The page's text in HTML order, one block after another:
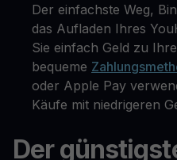
Der einfachste Weg,
das Aufladen Ihres
Sie einfach Geld zu
bequeme
oder Apple Pay
Käufe mit niedrigeren
Der